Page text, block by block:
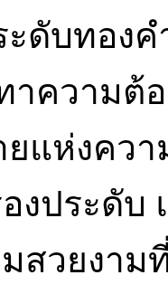
ะดับทอง
าความต้
แห่งคว
องประดั
สวยงาม